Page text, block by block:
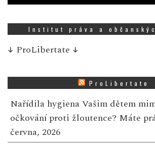
Institut práva a
↓ ProLibertate ↓
ProLibertate
Nařídila hygiena Vašim dětem
očkování proti žloutence? Máte
června, 2026